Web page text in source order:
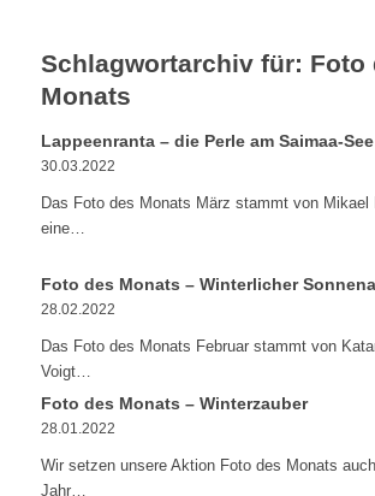
Schlagwortarchiv für: Foto
Monats
Lappeenranta – die Perle am Saimaa-See
30.03.2022
Das Foto des Monats März stammt von Mikael
eine…
Foto des Monats – Winterlicher
28.02.2022
Das Foto des Monats Februar stammt von
Voigt…
Foto des Monats – Winterzauber
28.01.2022
Wir setzen unsere Aktion Foto des Monats
Jahr…